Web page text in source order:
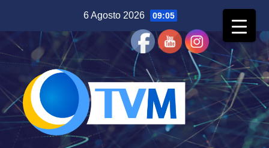
contenuto
6 Agosto 2026 09:05